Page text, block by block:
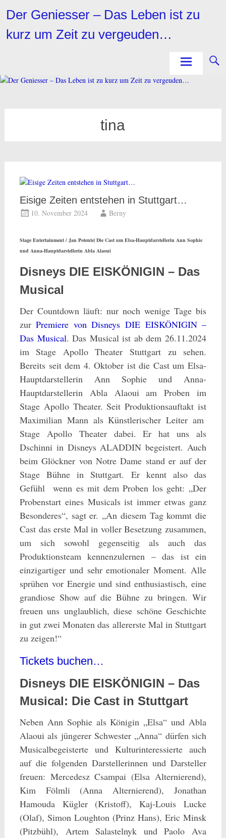
InhaltDer Geniesser – Das Leben ist zu
kurz um Zeit zu vergeuden…
tina
Eisige Zeiten entstehen in Stuttgart…
10. November 2024 Berny
Stage Entertainment / Jan Potente| Die Cast um Elsa-Hauptdarstellerin Ann Sophie
und Anna-Hauptdarstellerin Abla Alaoui
Disneys DIE EISKÖNIGIN – Das
Musical
Der Countdown läuft: nur noch wenige Tage bis
zurPremiere von Disneys DIE EISKÖNIGIN –
Das Musical. Das Musical ist ab dem 26.11.2024
im Stage Apollo Theater Stuttgart zu sehen.
Bereits seit dem 4. Oktober ist die Castum Elsa-
Hauptdarstellerin Ann Sophie und Anna-
Hauptdarstellerin Abla Alaoui am Proben im
Stage Apollo Theater. Seit Produktionsauftakt ist
Maximilian Mann als Künstlerischer Leiter am
Stage Apollo Theater dabei. Er hat uns als
Dschinni in Disneys ALADDIN begeistert. Auch
beim Glöckner von Notre Dame stand er auf der
Stage Bühne in Stuttgart. Er kennt also das
Gefühl wenn es mit dem Proben los geht: „Der
Probenstart eines Musicals ist immer etwas ganz
Besonderes“, sagt er. „An diesem Tag kommt die
Cast das erste Mal in voller Besetzung zusammen,
um sich sowohl gegenseitig als auch das
Produktionsteam kennenzulernen – das ist ein
einzigartiger und sehr emotionaler Moment. Alle
sprühen vor Energie und sind enthusiastisch, eine
grandiose Show auf die Bühne zu bringen. Wir
freuen uns unglaublich, diese schöne Geschichte
in gut zwei Monaten das allererste Mal in Stuttgart
zu zeigen!“
Tickets buchen…
Disneys DIE EISKÖNIGIN – Das
Musical: Die Cast in Stuttgart
Neben Ann Sophie als Königin „Elsa“ und Abla
Alaoui als jüngerer Schwester „Anna“ dürfen sich
Musicalbegeisterte und Kulturinteressierte auch
auf die folgenden Darstellerinnen und Darsteller
freuen: Mercedesz Csampai (Elsa Alternierend),
Kim Fölmli (Anna Alternierend), Jonathan
Hamouda Kügler (Kristoff), Kaj-Louis Lucke
(Olaf), Simon Loughton (Prinz Hans), Eric Minsk
(Pitzbühl), Artem Salastelnyk und Paolo Ava